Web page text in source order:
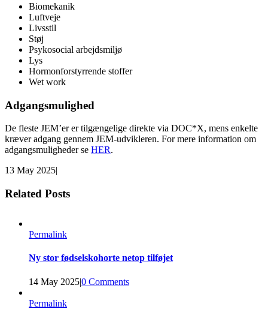
Biomekanik
Luftveje
Livsstil
Støj
Psykosocial arbejdsmiljø
Lys
Hormonforstyrrende stoffer
Wet work
Adgangsmulighed
De fleste JEM’er er tilgængelige direkte via DOC*X, mens enkelte
kræver adgang gennem JEM-udvikleren. For mere information om
adgangsmuligheder se HER.
13 May 2025|
Related Posts
Permalink
Ny stor fødselskohorte netop tilføjet
14 May 2025|0 Comments
Permalink